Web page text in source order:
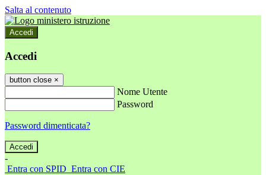
Salta al contenuto
Accedi
Accedi
button close ×
Nome Utente
Password
Password dimenticata?
-
Entra con SPID Entra con CIE